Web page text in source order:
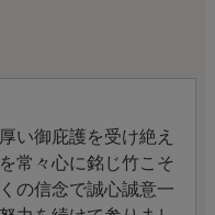
い御庇護を受け絶え
常々心に銘じ竹こそ
の信念で誠心誠意一